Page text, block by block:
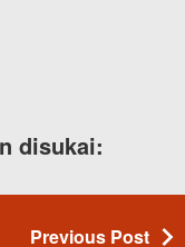
disukai:
Previous Post